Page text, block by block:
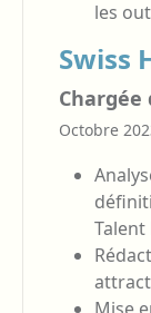
les
Swiss
Octobre